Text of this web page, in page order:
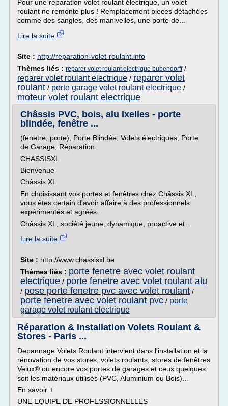
Pour une reparation volet roulant électrique, un volet
roulant ne remonte plus ! Remplacement pieces détachées
comme des sangles, des manivelles, une porte de...
Lire la suite
Site : http://reparation-volet-roulant.info
Thèmes liés : reparer volet roulant electrique bubendorff/
reparer volet roulant electrique / reparer volet
roulant / porte garage volet roulant electrique /
moteur volet roulant electrique
Châssis PVC, bois, alu Ixelles - porte
blindée, fenêtre ...
(fenetre, porte), Porte Blindée, Volets électriques, Porte
de Garage, Réparation
CHASSISXL
Bienvenue
Châssis XL
En choisissant vos portes et fenêtres chez Châssis XL,
vous êtes certain d'avoir affaire à des professionnels
expérimentés et agréés.
Châssis XL, société jeune, dynamique, proactive et...
Lire la suite
Site : http://www.chassisxl.be
Thèmes liés : porte fenetre avec volet roulant
electrique / porte fenetre avec volet roulant alu
/ pose porte fenetre pvc avec volet roulant /
porte fenetre avec volet roulant pvc / porte
garage volet roulant electrique
Réparation & Installation Volets Roulant &
Stores - Paris ...
Depannage Volets Roulant intervient dans l'installation et la
rénovation de vos stores, volets roulants, stores de fenêtres
Velux® ou encore vos portes de garages et ceux quelques
soit les matériaux utilisés (PVC, Aluminium ou Bois)...
En savoir +
UNE EQUIPE DE PROFESSIONNELLES